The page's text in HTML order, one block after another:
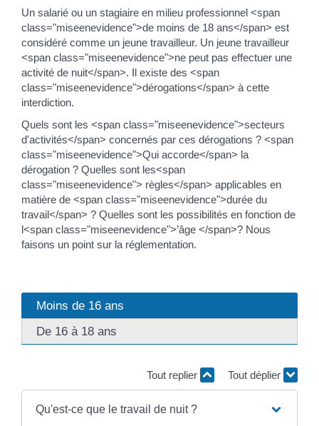
Un salarié ou un stagiaire en milieu professionnel <span
class="miseenevidence">de moins de 18 ans</span> est
considéré comme un jeune travailleur. Un jeune travailleur
<span class="miseenevidence">ne peut pas effectuer une
activité de nuit</span>. Il existe des <span
class="miseenevidence">dérogations</span> à cette
interdiction.
Quels sont les <span class="miseenevidence">secteurs
d'activités</span> concernés par ces dérogations ? <span
class="miseenevidence">Qui accorde</span> la
dérogation ? Quelles sont les<span
class="miseenevidence"> règles</span> applicables en
matière de <span class="miseenevidence">durée du
travail</span> ? Quelles sont les possibilités en fonction de
l<span class="miseenevidence">’âge </span>? Nous
faisons un point sur la réglementation.
Moins de 16 ans
De 16 à 18 ans
Tout replier Tout déplier
Qu'est-ce que le travail de nuit ?